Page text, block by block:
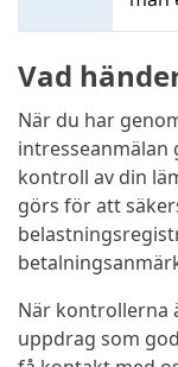
Vad
När du har
kontroll av din
görs för att
När kontrollerna
uppdrag som